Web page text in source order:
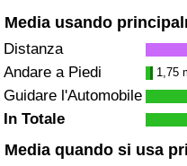
Media usando
Distanza
Andare a Piedi 1,75
Guidare l'Automobile
In Totale
Media quando si usa
Indice del traffico
Indice del traffico per